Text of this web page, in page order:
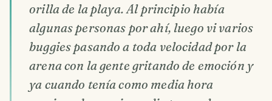
orilla de la playa. Al principio había
algunas personas por ahí, luego vi varios
buggies pasando a toda velocidad por la
arena con la gente gritando de emoción y
ya cuando tenía como media hora